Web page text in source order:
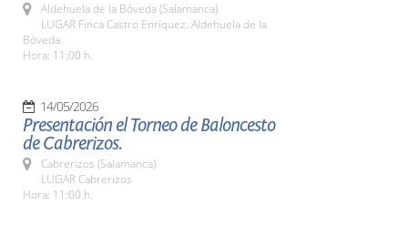
Aldehuela de la Bóveda (Salamanca)
LUGAR Finca Castro Enríquez. Aldehuela de la
Bóveda.
Hora: 11:00 h.
14/05/2026
Presentación el Torneo de Baloncesto
de Cabrerizos.
Cabrerizos (Salamanca)
LUGAR Cabrerizos
Hora: 11:00 h.